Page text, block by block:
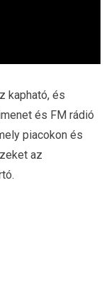
kapható, és
és FM rádió
piacokon és
az